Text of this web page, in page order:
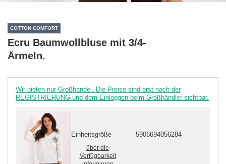
COTTON COMFORT
Ecru Baumwollbluse mit 3/4-
Ärmeln.
Wir bieten nur Großhandel. Die Preise sind erst nach der
REGISTRIERUNG und dem Einloggen beim Großhändler sichtbar.
Einheitsgröße 5906694056284
über die
Verfügbarkeit